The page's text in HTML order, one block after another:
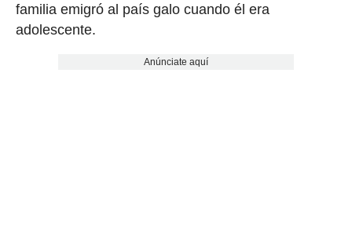
familia emigró al país galo cuando él era
adolescente.
Anúnciate aquí